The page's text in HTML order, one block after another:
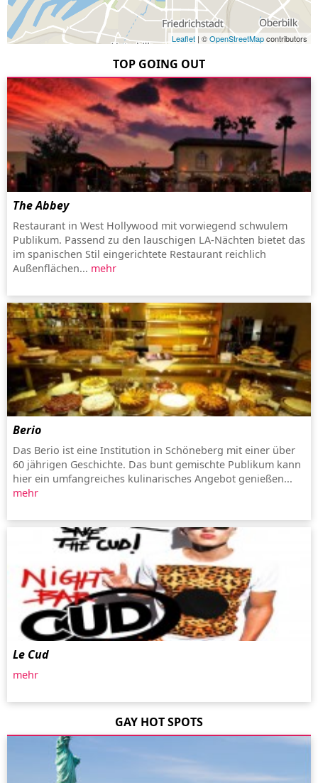
Leaflet | ©OpenStreetMapcontributors
TOP GOING OUT
The Abbey
Restaurant in West Hollywood mit vorwiegend schwulem
Publikum. Passend zu den lauschigen LA-Nächten bietet das
im spanischen Stil eingerichtete Restaurant reichlich
Außenflächen... mehr
Berio
Das Berio ist eine Institution in Schöneberg mit einer über
60 jährigen Geschichte. Das bunt gemischte Publikum kann
hier ein umfangreiches kulinarisches Angebot genießen...
mehr
Le Cud
mehr
GAY HOT SPOTS